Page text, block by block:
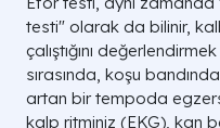
testi" olarak da bilinir,
çalıştığını
sırasında, koşu
artan bir tempoda
kalp ritminiz (EKG), kan